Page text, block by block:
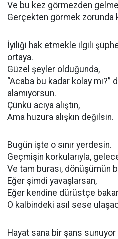
Ve bu kez görmezden
Gerçekten görmek zorunda
İyiliği hak etmekle ilgili
ortaya.
Güzel şeyler olduğunda,
“Acaba bu kadar kolay
alamıyorsun.
Çünkü acıya alıştın,
Ama huzura alışkın değilsin.
Bugün işte o sınır yerdesin.
Geçmişin korkularıyla,
Ve tam burası, dönüşümün
Eğer şimdi yavaşlarsan,
Eğer kendine dürüstçe
O kalbindeki asıl sese
Hayat sana bir şans sunuyor